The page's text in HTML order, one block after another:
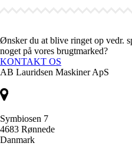
Ønsker du at blive ringet op vedr.
noget på vores brugtmarked?
KONTAKT OS
AB Lauridsen Maskiner ApS
Symbiosen 7
4683 Rønnede
Danmark